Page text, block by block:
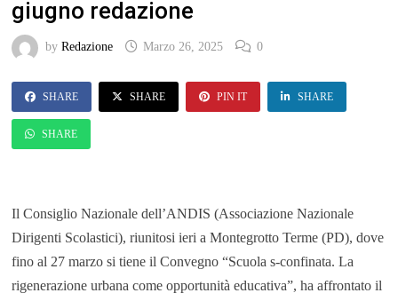
giugno redazione
by Redazione Marzo 26, 2025 0
SHARE SHARE PIN IT SHARE
SHARE
Il Consiglio Nazionale dell’ANDIS (Associazione Nazionale
Dirigenti Scolastici), riunitosi ieri a Montegrotto Terme (PD), dove
fino al 27 marzo si tiene il Convegno “Scuola s-confinata. La
rigenerazione urbana come opportunità educativa”, ha affrontato il